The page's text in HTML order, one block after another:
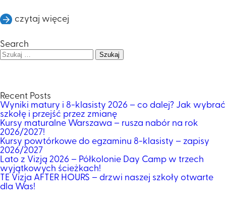
czytaj więcej
Search
Szukaj:
Recent Posts
Wyniki matury i 8-klasisty 2026 – co dalej? Jak wybrać
szkołę i przejść przez zmianę
Kursy maturalne Warszawa – rusza nabór na rok
2026/2027!
Kursy powtórkowe do egzaminu 8-klasisty – zapisy
2026/2027
Lato z Vizją 2026 – Półkolonie Day Camp w trzech
wyjątkowych ścieżkach!
TE Vizja AFTER HOURS – drzwi naszej szkoły otwarte
dla Was!